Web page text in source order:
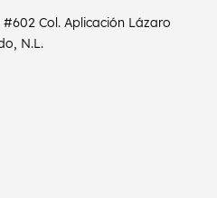
#602Col. Aplicación Lázaro
N.L.